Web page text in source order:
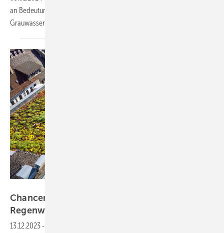
an Bedeutung. Warum es höchste Zeit ist, sich mit der Regen- und
Grauwassernutzung zu
Chancen und Risiken der
Regenwasserrückhaltung auf
13.12.2023 -